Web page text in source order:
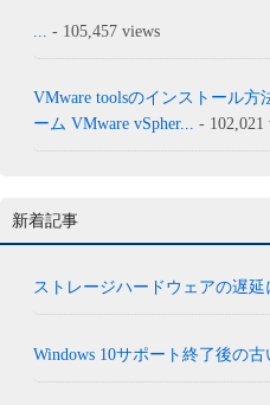
- 105,457 views
VMware toolsのインストール
ーム VMware vSpher... - 102,021
新着記事
ストレージハードウェアの遅
Windows 10サポート終了後の